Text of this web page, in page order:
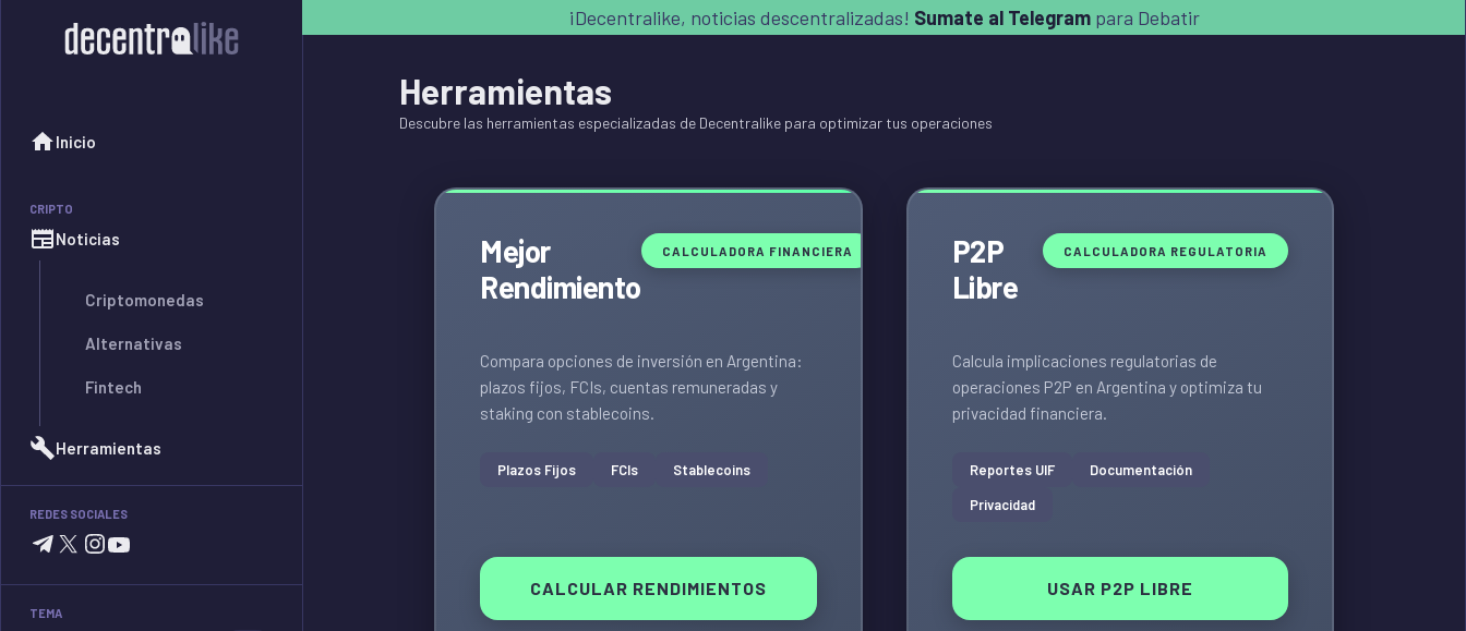
Inicio
CRIPTO
Noticias
Criptomonedas
Alternativas
Fintech
Herramientas
REDES SOCIALES
TEMA
¡Decentralike, noticias descentralizadas! Sumate al Telegram para Debatir
Herramientas
Descubre las herramientas especializadas de Decentralike para optimizar tus operaciones
Mejor
Rendimiento
CALCULADORA FINANCIERA
Compara opciones de inversión en Argentina:
plazos fijos, FCIs, cuentas remuneradas y
staking con stablecoins.
Plazos Fijos FCIs Stablecoins
CALCULAR RENDIMIENTOS
P2P
Libre
CALCULADORA REGULATORIA
Calcula implicaciones regulatorias de
operaciones P2P en Argentina y optimiza tu
privacidad financiera.
Reportes UIF
Documentación
Privacidad
USAR P2P LIBRE